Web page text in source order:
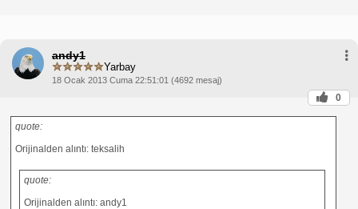
andy1
Yarbay
18 Ocak 2013 Cuma 22:51:01 (4692 mesaj)
0
quote:
Orijinalden alıntı: teksalih
quote:
Orijinalden alıntı: andy1